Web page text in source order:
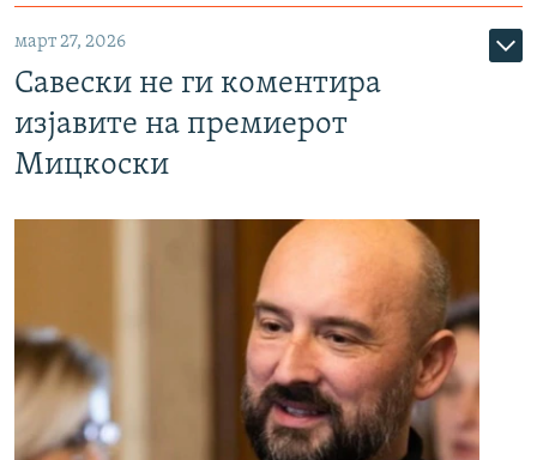
март 27, 2026
Савески не ги коментира
изјавите на премиерот
Мицкоски